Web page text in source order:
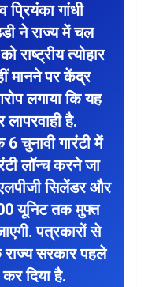
गांधी
ने राज्य में चल
राष्ट्रीय त्योहार
मानने पर केंद्र
लगाया कि यह
है.
चुनावी गारंटी में
लॉन्च करने जा
सिलेंडर और
यूनिट तक मुफ्त
पत्रकारों से
राज्य सरकार पहले
दिया है.